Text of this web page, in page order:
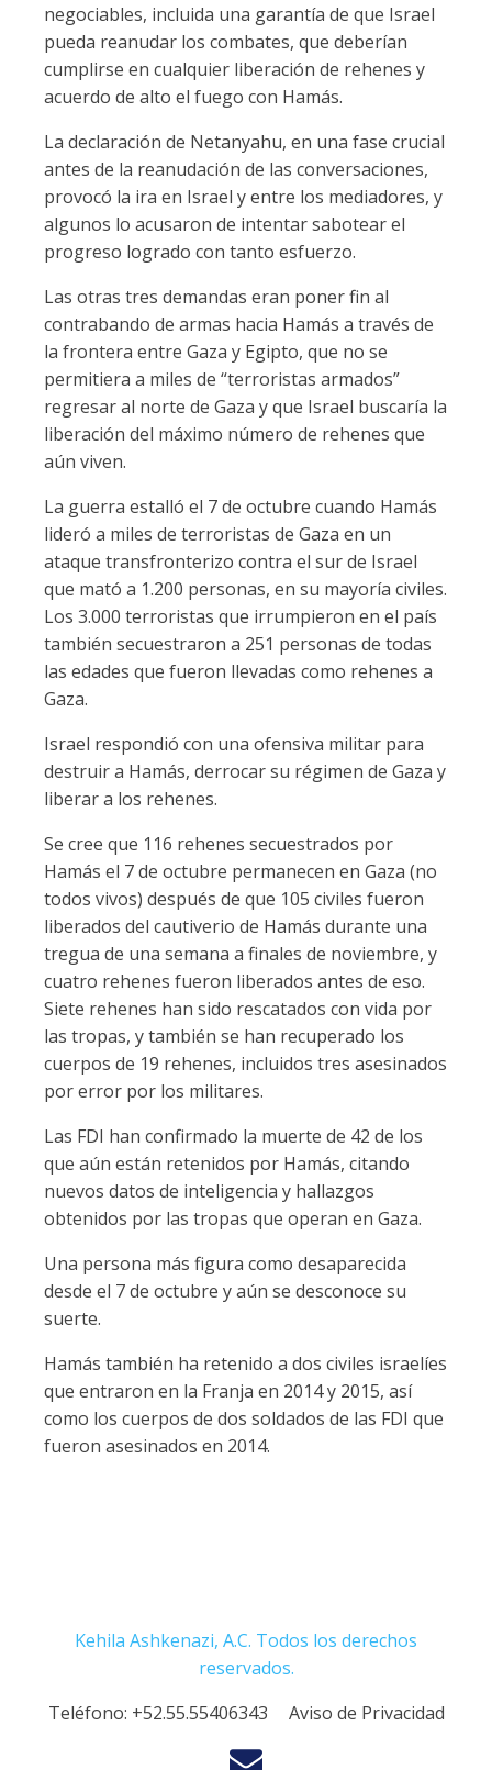
negociables, incluida una garantía de que Israel
pueda reanudar los combates, que deberían
cumplirse en cualquier liberación de rehenes y
acuerdo de alto el fuego con Hamás.
La declaración de Netanyahu, en una fase crucial
antes de la reanudación de las conversaciones,
provocó la ira en Israel y entre los mediadores, y
algunos lo acusaron de intentar sabotear el
progreso logrado con tanto esfuerzo.
Las otras tres demandas eran poner fin al
contrabando de armas hacia Hamás a través de
la frontera entre Gaza y Egipto, que no se
permitiera a miles de “terroristas armados”
regresar al norte de Gaza y que Israel buscaría la
liberación del máximo número de rehenes que
aún viven.
La guerra estalló el 7 de octubre cuando Hamás
lideró a miles de terroristas de Gaza en un
ataque transfronterizo contra el sur de Israel
que mató a 1.200 personas, en su mayoría civiles.
Los 3.000 terroristas que irrumpieron en el país
también secuestraron a 251 personas de todas
las edades que fueron llevadas como rehenes a
Gaza.
Israel respondió con una ofensiva militar para
destruir a Hamás, derrocar su régimen de Gaza y
liberar a los rehenes.
Se cree que 116 rehenes secuestrados por
Hamás el 7 de octubre permanecen en Gaza (no
todos vivos) después de que 105 civiles fueron
liberados del cautiverio de Hamás durante una
tregua de una semana a finales de noviembre, y
cuatro rehenes fueron liberados antes de eso.
Siete rehenes han sido rescatados con vida por
las tropas, y también se han recuperado los
cuerpos de 19 rehenes, incluidos tres asesinados
por error por los militares.
Las FDI han confirmado la muerte de 42 de los
que aún están retenidos por Hamás, citando
nuevos datos de inteligencia y hallazgos
obtenidos por las tropas que operan en Gaza.
Una persona más figura como desaparecida
desde el 7 de octubre y aún se desconoce su
suerte.
Hamás también ha retenido a dos civiles israelíes
que entraron en la Franja en 2014 y 2015, así
como los cuerpos de dos soldados de las FDI que
fueron asesinados en 2014.
Kehila Ashkenazi, A.C. Todos los derechos
reservados.
Teléfono: +52.55.55406343 Aviso de Privacidad